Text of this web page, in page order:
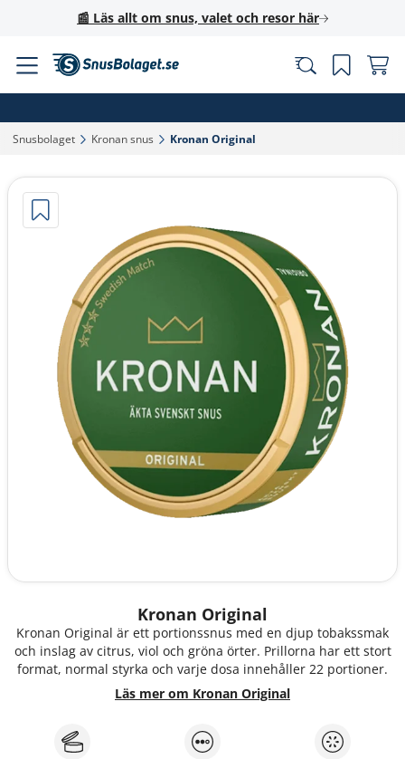
📰 Läs allt om snus, valet och resor här
Snusbolaget‎ Kronan snus‎ Kronan Original‎
Kronan Original
Kronan Original är ett portionssnus med en djup tobakssmak
och inslag av citrus, viol och gröna örter. Prillorna har ett stort
format, normal styrka och varje dosa innehåller 22 portioner.
Läs mer om Kronan Original